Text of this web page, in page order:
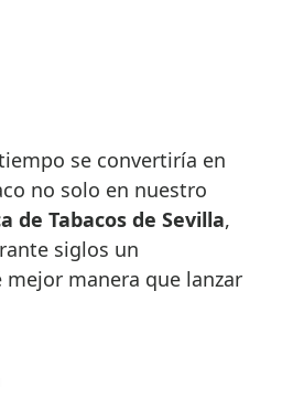
no solo en nuestro
de Tabacos de Sevilla,
siglos un
manera que lanzar